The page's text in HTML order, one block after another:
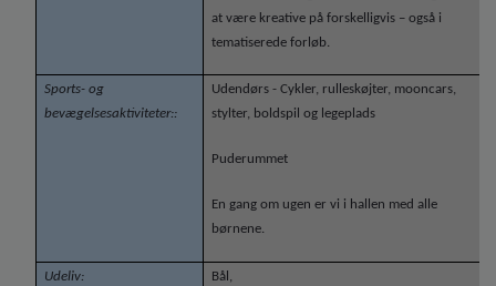
at være kreative på forskelligvis – også i
tematiserede forløb.
Sports- og
bevægelsesaktiviteter::
Udendørs - Cykler, rulleskøjter, mooncars,
stylter, boldspil og legeplads
Puderummet
En gang om ugen er vi i hallen med alle
børnene.
Udeliv: Bål,